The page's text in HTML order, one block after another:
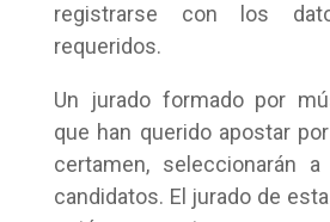
registrarse con los
requeridos.
Un jurado formado por
que han querido apostar
certamen, seleccionarán
candidatos. El jurado de